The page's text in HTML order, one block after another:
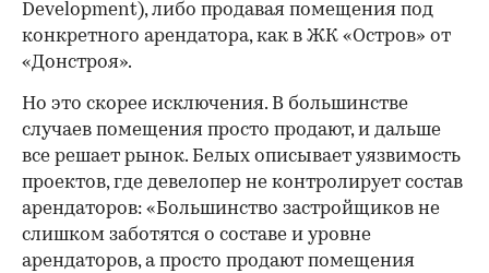
Development), либо продавая помещения под
конкретного арендатора, как в ЖК «Остров» от
«Донстроя».
Но это скорее исключения. В большинстве
случаев помещения просто продают, и дальше
все решает рынок. Белых описывает уязвимость
проектов, где девелопер не контролирует состав
арендаторов: «Большинство застройщиков не
слишком заботятся о составе и уровне
арендаторов, а просто продают помещения